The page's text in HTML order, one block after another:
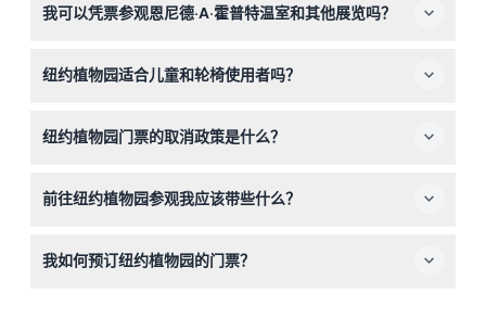
周一闭馆，节假日除外（可能有变动——请在预订时确
我可以凭票参观恩尼德·A·霍普特温室和其他展览吗？
览、梵高的花卉展以及埃弗雷特儿童冒险花园的权限。
纽约植物园适合儿童和轮椅使用者吗？
请注意，12岁及以上儿童需支付成人票价。
纽约植物园门票的取消政策是什么？
门票。
前往纽约植物园参观我应该带些什么？
据天气情况着装。建议携带水和相机，记录美丽的景色。
我如何预订纽约植物园的门票？